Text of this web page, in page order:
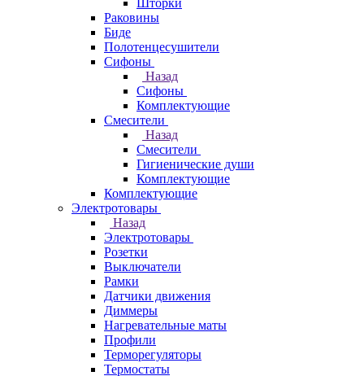
Шторки
Раковины
Биде
Полотенцесушители
Сифоны
Назад
Сифоны
Комплектующие
Смесители
Назад
Смесители
Гигиенические души
Комплектующие
Комплектующие
Электротовары
Назад
Электротовары
Розетки
Выключатели
Рамки
Датчики движения
Диммеры
Нагревательные маты
Профили
Терморегуляторы
Термостаты